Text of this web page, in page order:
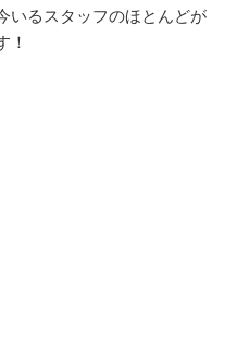
いるスタッフのほとんどが
！